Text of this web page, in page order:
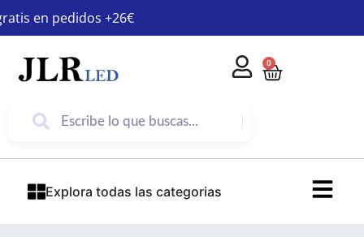
en pedidos +26€
0
Explora todas las categorias